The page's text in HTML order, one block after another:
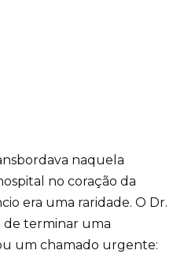
naquela
no coração da
era uma raridade. O Dr.
de terminar uma
um chamado urgente: